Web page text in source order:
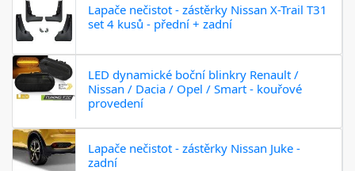
Lapače nečistot - zástěrky Nissan X-Trail T31
set 4 kusů - přední + zadní
LED dynamické boční blinkry Renault /
Nissan / Dacia / Opel / Smart - kouřové
provedení
Lapače nečistot - zástěrky Nissan Juke -
zadní